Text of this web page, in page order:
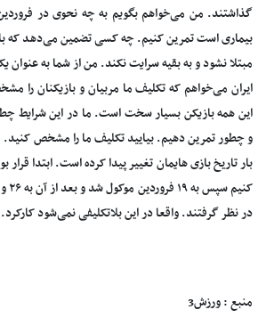
گذاشتند. من می‌خواهم بگویم به چه نحوی در
بیماری است تمرین کنیم. چه کسی تضمین می‌دهد که
مبتلا نشود و به بقیه سرایت نکند. من از شما به عنوان
ایران می‌خواهم که تکلیف ما مربیان و بازیکنان را
این همه بازیکن بسیار سخت است. ما در این شرایط
در نظر گرفتند. واقعا در این بلاتکلیفی نمی‌شود کارکرد.
منبع : ورزش3